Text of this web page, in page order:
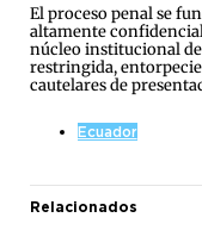
El proceso penal se
altamente
núcleo institucional
restringida,
cautelares de
Ecuador
Relacionados